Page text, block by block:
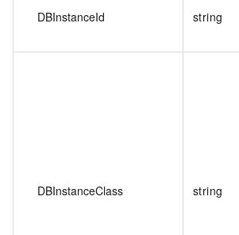
DBInstanceId string
DBInstanceClass string